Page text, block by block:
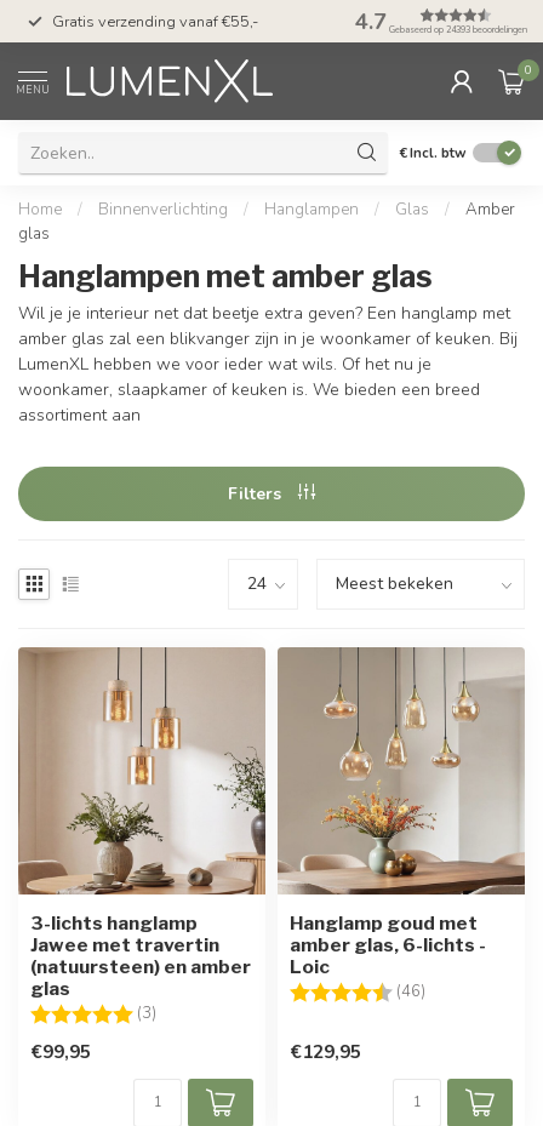
Gratis verzending vanaf €55,- 50 dagen
met Klarna
4.7 Gebaseerd op 24393 beoordelingen
MENU
0
€Incl. btw
Home / Binnenverlichting / Hanglampen / Glas /
Amber
glas
Hanglampen met amber glas
Wil je je interieur net dat beetje extra geven? Een hanglamp met
amber glas zal een blikvanger zijn in je woonkamer of keuken. Bij
LumenXL hebben we voor ieder wat wils. Of het nu je
woonkamer, slaapkamer of keuken is. We bieden een breed
assortiment aan
Filters
3-lichts hanglamp
Jawee met travertin
(natuursteen) en amber
glas
Beoordeling: (3)
€99,95
Hanglamp goud met
amber glas, 6-lichts -
Loic
Beoordeling: (46)
€129,95